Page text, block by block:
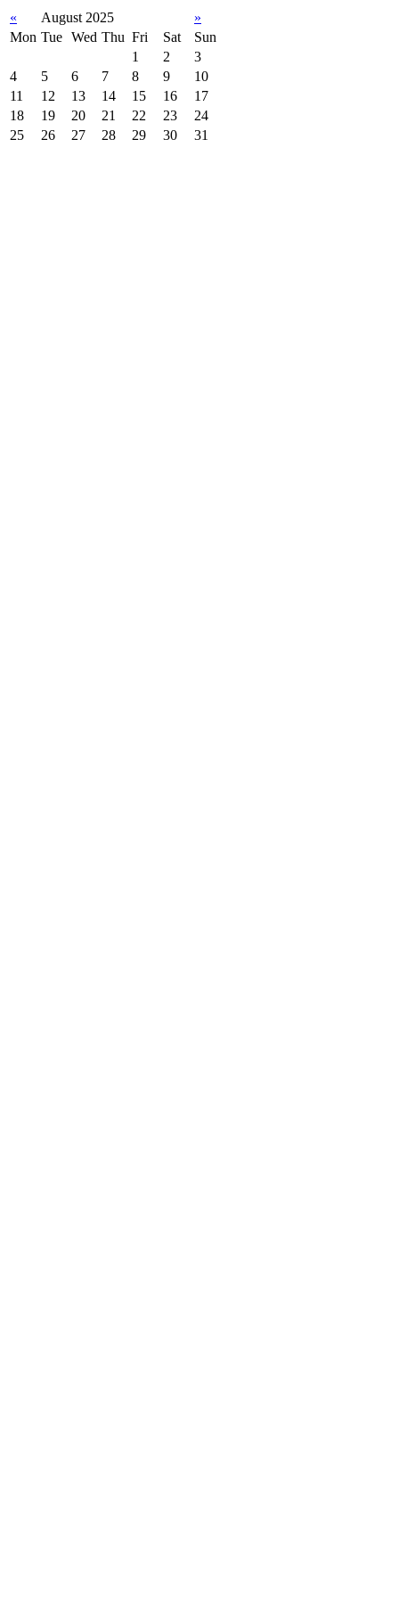
« August 2025
»
Mon Tue Wed Thu Fri Sat
Sun
1
2
3
4
5 6 7 8 9
10
11
12 13 14 15 16
17
18
19 20 21 22 23
24
25
26 27 28 29 30 31